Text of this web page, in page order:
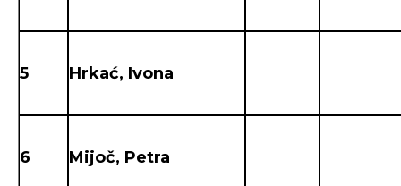
5 Hrkać, Ivona
6 Mijoč, Petra